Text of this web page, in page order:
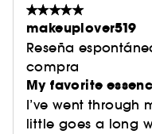
makeuplover519
Reseña
compra
My favorite
I’ve went through
little goes a long